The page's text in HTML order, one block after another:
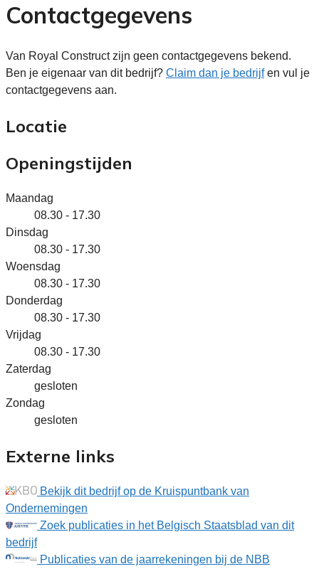
Contactgegevens
Van Royal Construct zijn geen contactgegevens bekend.
Ben je eigenaar van dit bedrijf? Claim dan je bedrijfen vul je
contactgegevens aan.
Locatie
Openingstijden
Maandag
08.30 - 17.30
Dinsdag
08.30 - 17.30
Woensdag
08.30 - 17.30
Donderdag
08.30 - 17.30
Vrijdag
08.30 - 17.30
Zaterdag
gesloten
Zondag
gesloten
Externe links
Bekijk dit bedrijf op de Kruispuntbank van
Ondernemingen
Zoek publicaties in het Belgisch Staatsblad van dit
bedrijf
Publicaties van de jaarrekeningen bij de NBB